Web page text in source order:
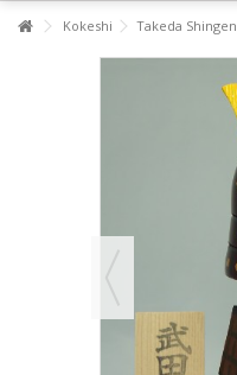
Kokeshi Takeda Shingen